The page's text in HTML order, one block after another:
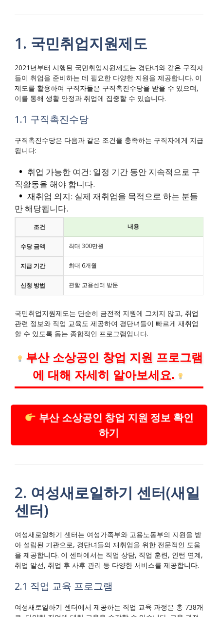
1. 국민취업지원제도
2021년부터 시행된 국민취업지원제도는 경단녀와 같은 구직자
들이 취업을 준비하는 데 필요한 다양한 지원을 제공합니다. 이
제도를 활용하여 구직자들은 구직촉진수당을 받을 수 있으며,
이를 통해 생활 안정과 취업에 집중할 수 있습니다.
1.1 구직촉진수당
구직촉진수당은 다음과 같은 조건을 충족하는 구직자에게 지급
됩니다:
취업 가능한 여건: 일정 기간 동안 지속적으로 구
직활동을 해야 합니다.
재취업 의지: 실제 재취업을 목적으로 하는 분들
만 해당됩니다.
조건 내용
수당 금액 최대 300만원
지급 기간 최대 6개월
신청 방법 관할 고용센터 방문
국민취업지원제도는 단순히 금전적 지원에 그치지 않고, 취업
관련 정보와 직업 교육도 제공하여 경단녀들이 빠르게 재취업
할 수 있도록 돕는 종합적인 프로그램입니다.
부산 소상공인 창업 지원 프로그램
에 대해 자세히 알아보세요.
부산 소상공인 창업 지원 정보 확인
하기
2. 여성새로일하기 센터(새일
센터)
여성새로일하기 센터는 여성가족부와 고용노동부의 지원을 받
아 설립된 기관으로, 경단녀들의 재취업을 위한 전문적인 도움
을 제공합니다. 이 센터에서는 직업 상담, 직업 훈련, 인턴 연계,
취업 알선, 취업 후 사후 관리 등 다양한 서비스를 제공합니다.
2.1 직업 교육 프로그램
여성새로일하기 센터에서 제공하는 직업 교육 과정은 총 738개